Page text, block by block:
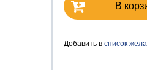
В
Добавить в список